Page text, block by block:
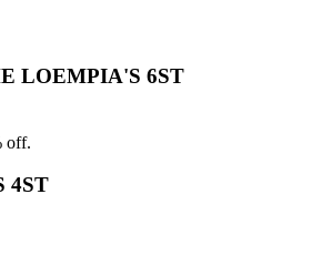
LOEMPIA'S 6ST
off.
4ST